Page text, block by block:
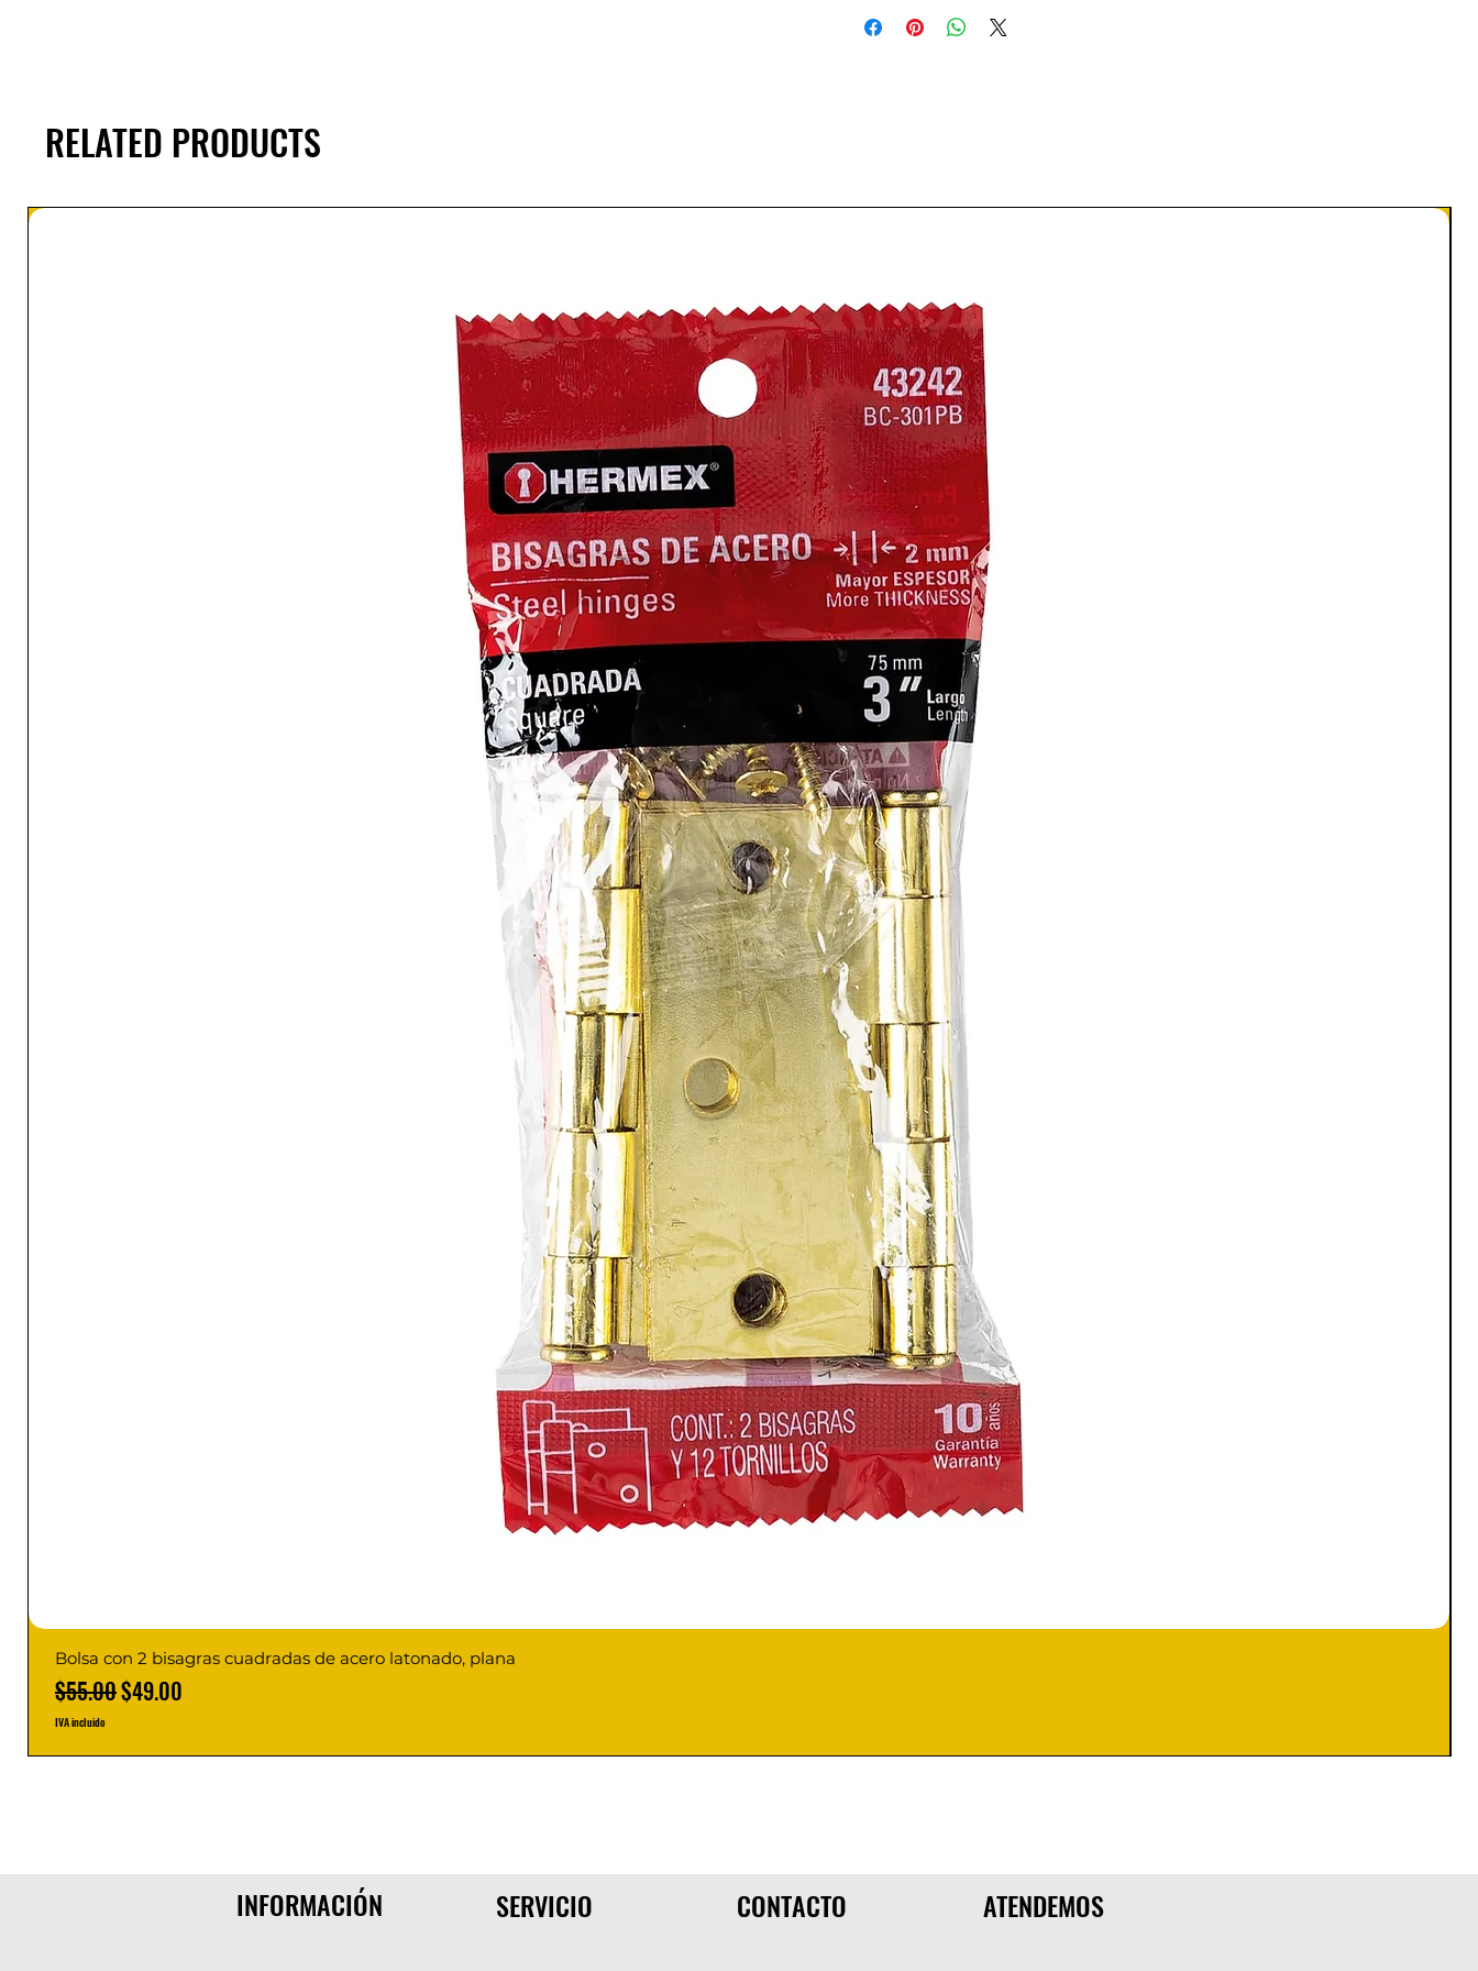
RELATED PRODUCTS
Bolsa con 2 bisagras cuadradas de acero latonado, plana
Precio
$55.00Precio de oferta
$49.00
IVA incluido
INFORMACIÓN SERVICIO CONTACTO ATENDEMOS